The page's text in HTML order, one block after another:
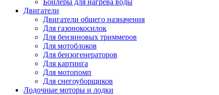
Бойлеры для нагрева воды
Двигатели
Двигатели общего назначения
Для газонокосилок
Для бензиновых триммеров
Для мотоблоков
Для бензогенераторов
Для картинга
Для мотопомп
Для снегоуборщиков
Лодочные моторы и лодки